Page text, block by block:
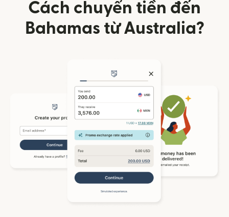
Cách chuyển tiền đến
Bahamas từ Australia?